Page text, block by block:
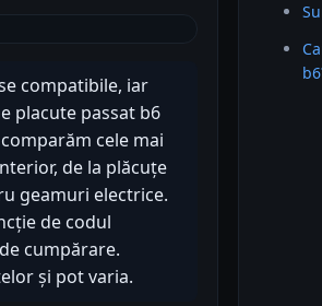
compatibile, iar
placute passat b6
cele mai
de la plăcuțe
geamuri electrice.
de codul
cumpărare.
și pot varia.